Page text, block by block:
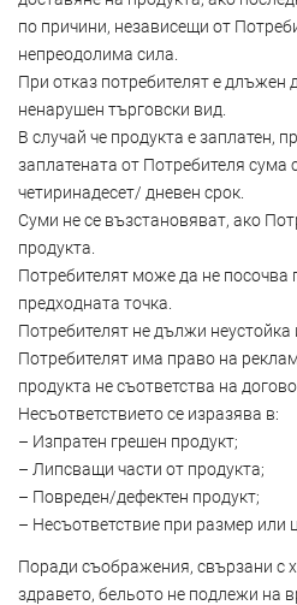
по причини, независещи от
непреодолима сила.
При отказ потребителят е длъжен
ненарушен търговски вид.
В случай че продукта е заплатен,
заплатената от Потребителя сума
четиринадесет/ дневен срок.
Суми не се възстановяват, ако
продукта.
Потребителят може да не посочва
предходната точка.
Потребителят не дължи неустойка
Потребителят има право на
продукта не съответства на
Несъответствието се изразява в:
– Изпратен грешен продукт;
– Липсващи части от продукта;
– Повреден/дефектен продукт;
– Несъответствие при размер или
Поради съображения, свързани с
здравето, бельото не подлежи на